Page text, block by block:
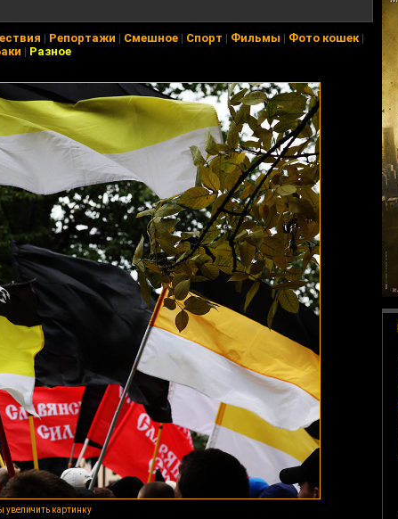
| Репортажи | Смешное| Спорт | Фильмы | Фото кошек|
| Разное
увеличить картинку